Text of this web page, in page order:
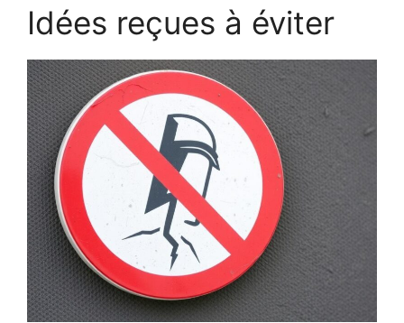
Idées reçues à éviter